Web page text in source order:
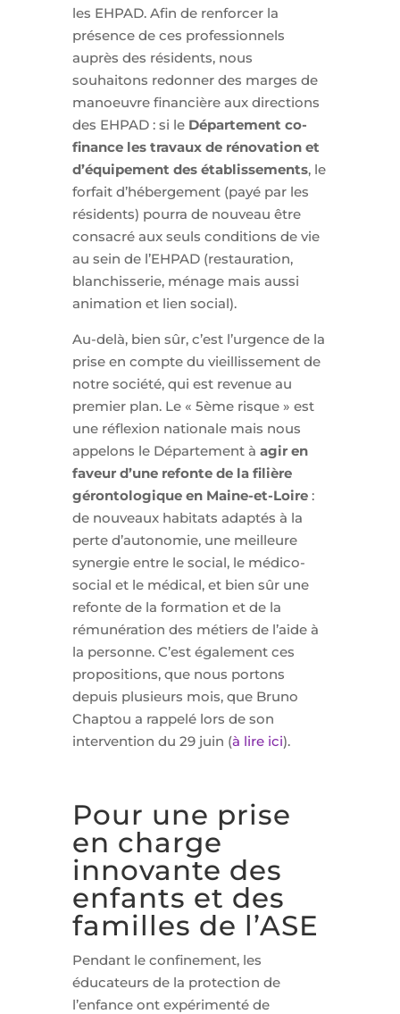
les EHPAD. Afin de renforcer la
présence de ces professionnels
auprès des résidents, nous
souhaitons redonner des marges de
manoeuvre financière aux directions
des EHPAD : si le Département co-
finance les travaux de rénovation et
d’équipement des établissements, le
forfait d’hébergement (payé par les
résidents) pourra de nouveau être
consacré aux seuls conditions de vie
au sein de l’EHPAD (restauration,
blanchisserie, ménage mais aussi
animation et lien social).
Au-delà, bien sûr, c’est l’urgence de la
prise en compte du vieillissement de
notre société, qui est revenue au
premier plan. Le « 5ème risque » est
une réflexion nationale mais nous
appelons le Département à agir en
faveur d’une refonte de la filière
gérontologique en Maine-et-Loire:
de nouveaux habitats adaptés à la
perte d’autonomie, une meilleure
synergie entre le social, le médico-
social et le médical, et bien sûr une
refonte de la formation et de la
rémunération des métiers de l’aide à
la personne. C’est également ces
propositions, que nous portons
depuis plusieurs mois, que Bruno
Chaptou a rappelé lors de son
intervention du 29 juin (à lire ici).
Pour une prise
en charge
innovante des
enfants et des
familles de l’ASE
Pendant le confinement, les
éducateurs de la protection de
l’enfance ont expérimenté de